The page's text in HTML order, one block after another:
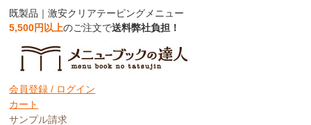
既製品｜激安クリアテーピングメニュー
5,500円以上のご注文で送料弊社負担！
会員登録 / ログイン
カート
サンプル請求
激安クリアテーピングメニュー
並び順：